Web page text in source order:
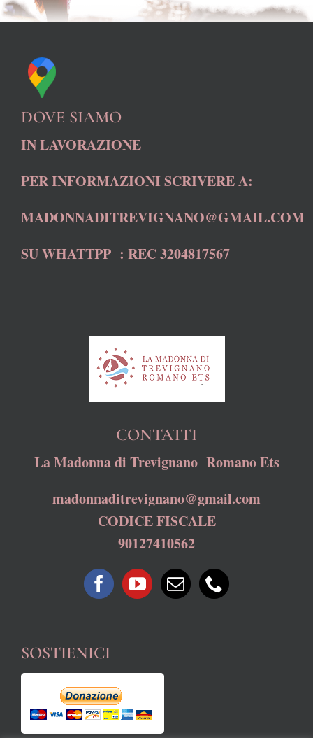
DOVE SIAMO
IN LAVORAZIONE
PER INFORMAZIONI SCRIVERE A:
MADONNADITREVIGNANO@GMAIL.COM
SU WHATTPP : REC 3204817567
CONTATTI
La Madonna di Trevignano Romano Ets
madonnaditrevignano@gmail.com
CODICE FISCALE
90127410562
SOSTIENICI